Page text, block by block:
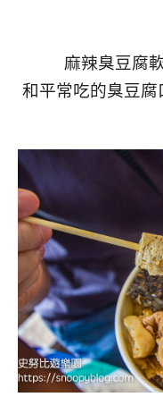
麻辣臭豆腐
和平常吃的臭豆